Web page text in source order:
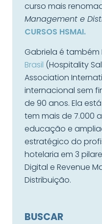
curso mais
Management e
CURSOS HSMAI.
Gabriela é também
Brasil (Hospitality
Association
internacional sem
de 90 anos. Ela
tem mais de 7.000
educação e
estratégico do
hotelaria em 3
Digital e Revenue
Distribuição.
BUSCAR